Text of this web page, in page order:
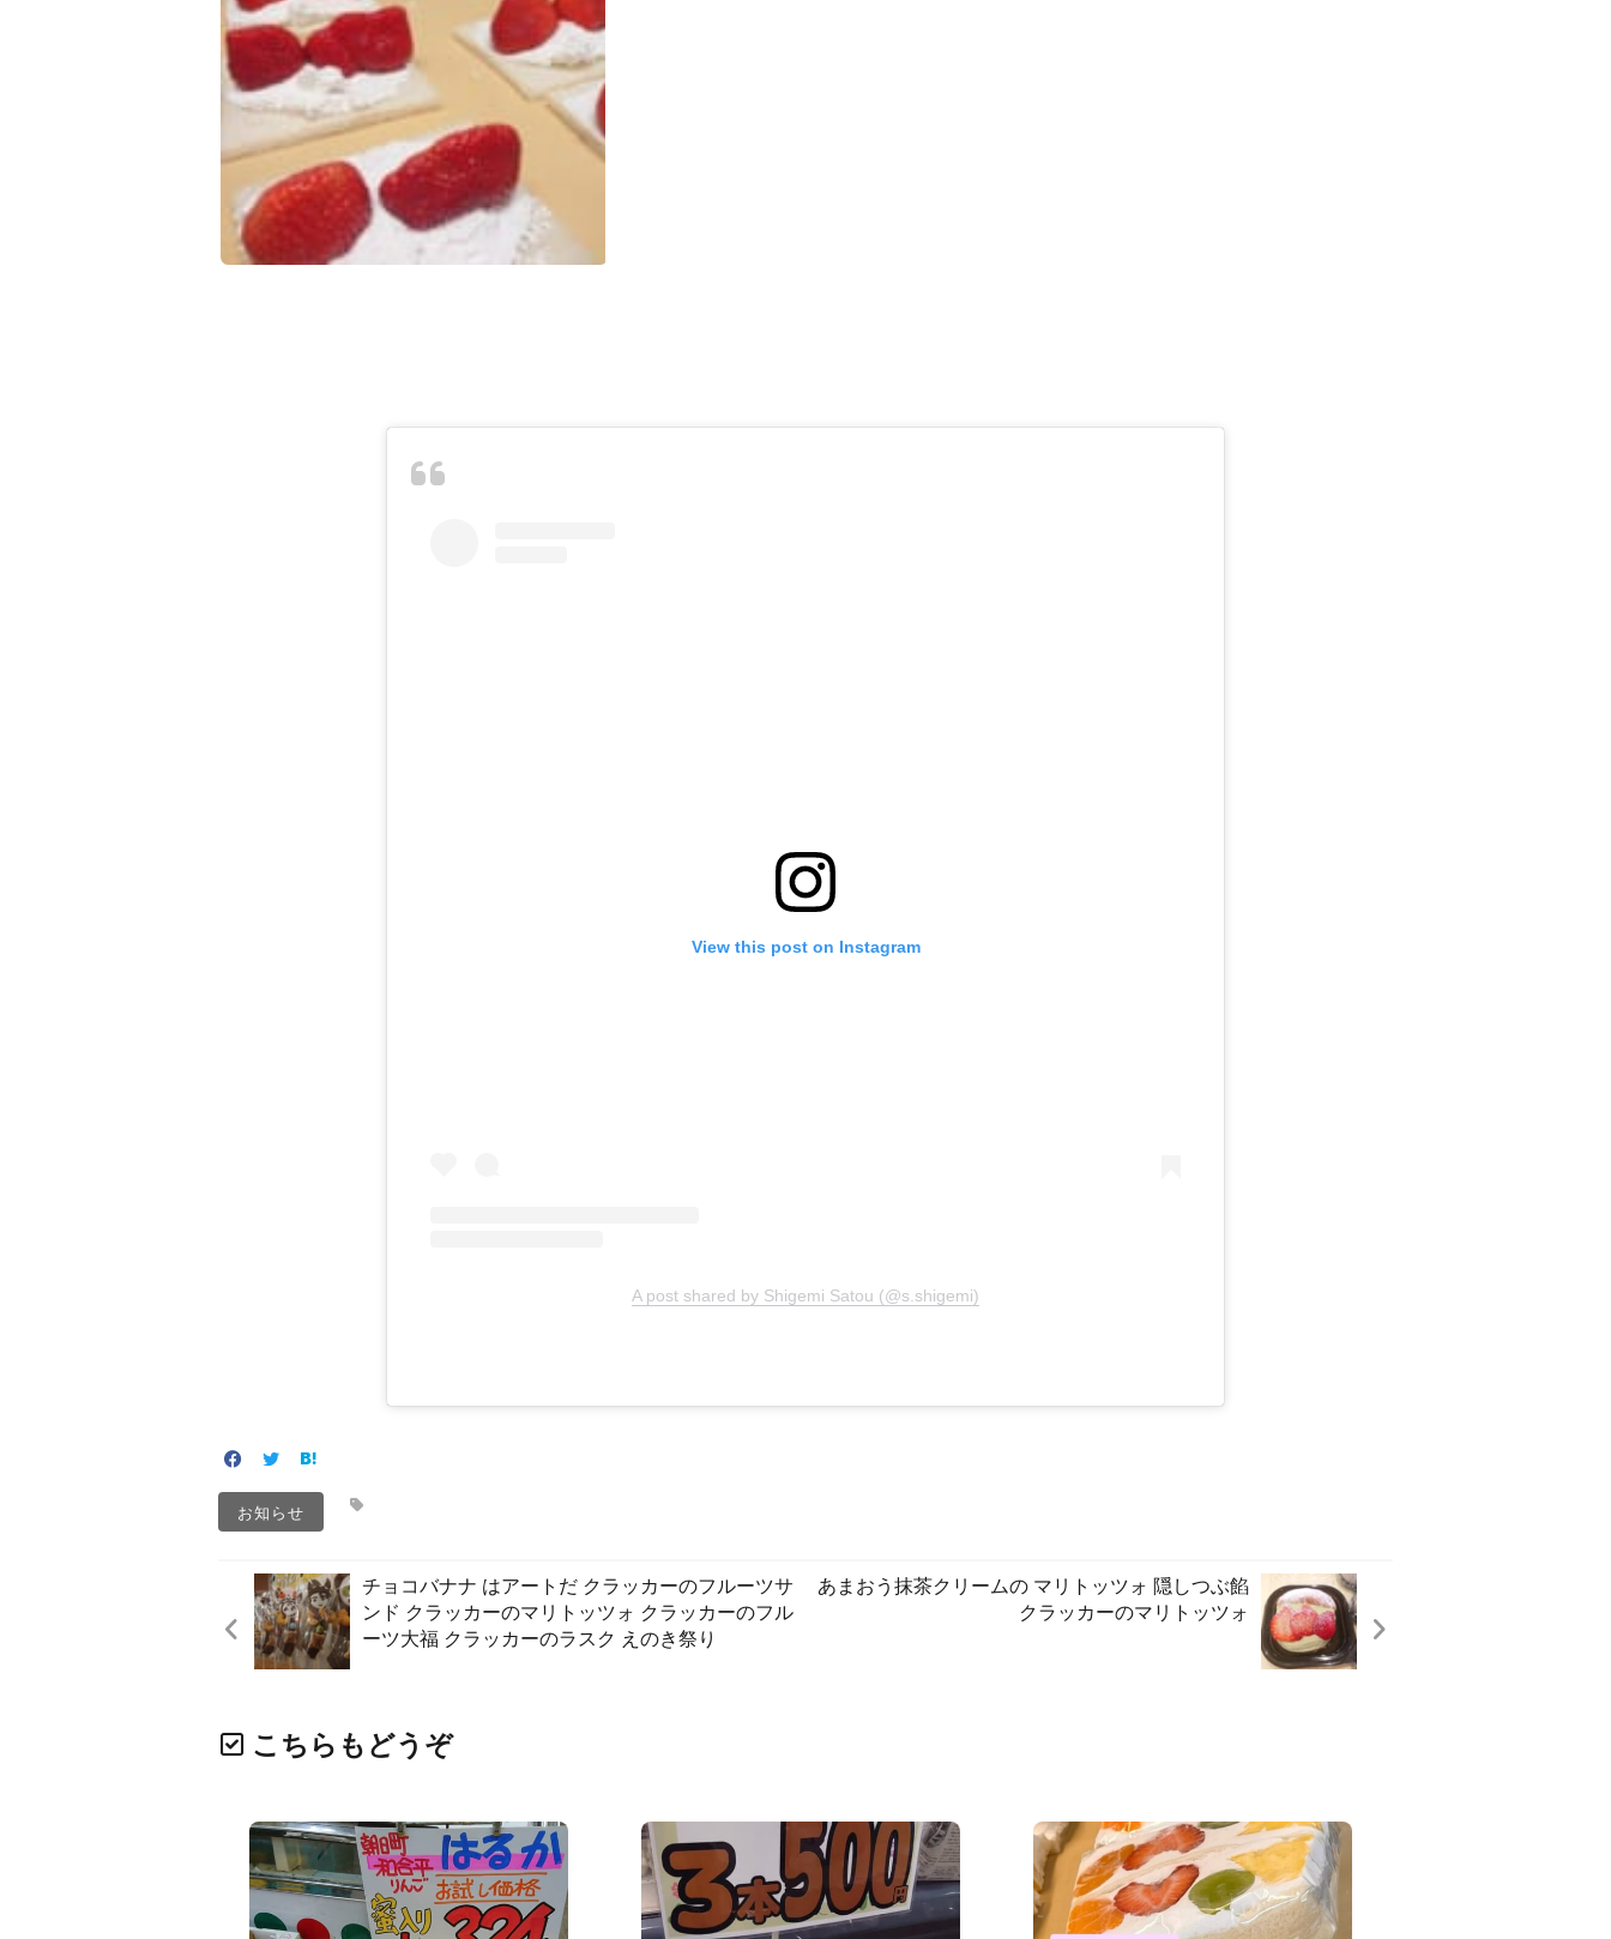
View this post on Instagram
A post shared by Shigemi Satou (@s.shigemi)
お知らせ
チョコバナナ はアートだ クラッカーのフルーツサ
ンド クラッカーのマリトッツォ クラッカーのフル
ーツ大福 クラッカーのラスク えのき祭り
あまおう抹茶クリームの マリトッツォ️ 隠しつぶ餡
クラッカーのマリトッツォ
こちらもどうぞ